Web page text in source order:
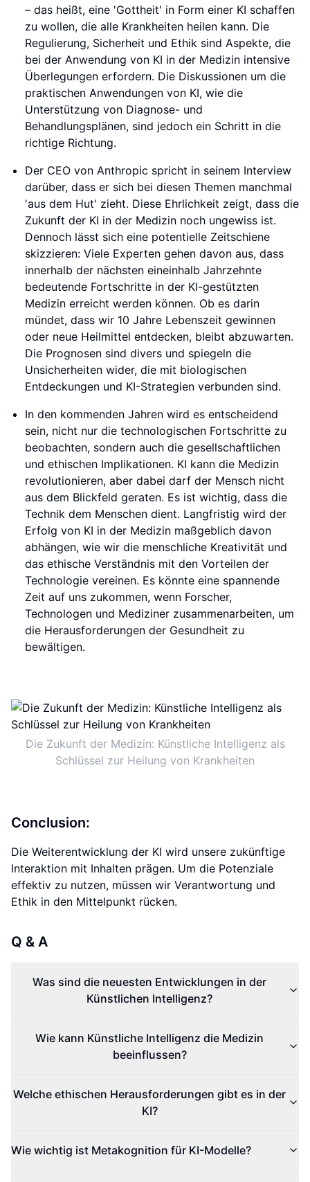
– das heißt, eine 'Gottheit' in Form einer KI schaffen
zu wollen, die alle Krankheiten heilen kann. Die
Regulierung, Sicherheit und Ethik sind Aspekte, die
bei der Anwendung von KI in der Medizin intensive
Überlegungen erfordern. Die Diskussionen um die
praktischen Anwendungen von KI, wie die
Unterstützung von Diagnose- und
Behandlungsplänen, sind jedoch ein Schritt in die
richtige Richtung.
Der CEO von Anthropic spricht in seinem Interview
darüber, dass er sich bei diesen Themen manchmal
'aus dem Hut' zieht. Diese Ehrlichkeit zeigt, dass die
Zukunft der KI in der Medizin noch ungewiss ist.
Dennoch lässt sich eine potentielle Zeitschiene
skizzieren: Viele Experten gehen davon aus, dass
innerhalb der nächsten eineinhalb Jahrzehnte
bedeutende Fortschritte in der KI-gestützten
Medizin erreicht werden können. Ob es darin
mündet, dass wir 10 Jahre Lebenszeit gewinnen
oder neue Heilmittel entdecken, bleibt abzuwarten.
Die Prognosen sind divers und spiegeln die
Unsicherheiten wider, die mit biologischen
Entdeckungen und KI-Strategien verbunden sind.
In den kommenden Jahren wird es entscheidend
sein, nicht nur die technologischen Fortschritte zu
beobachten, sondern auch die gesellschaftlichen
und ethischen Implikationen. KI kann die Medizin
revolutionieren, aber dabei darf der Mensch nicht
aus dem Blickfeld geraten. Es ist wichtig, dass die
Technik dem Menschen dient. Langfristig wird der
Erfolg von KI in der Medizin maßgeblich davon
abhängen, wie wir die menschliche Kreativität und
das ethische Verständnis mit den Vorteilen der
Technologie vereinen. Es könnte eine spannende
Zeit auf uns zukommen, wenn Forscher,
Technologen und Mediziner zusammenarbeiten, um
die Herausforderungen der Gesundheit zu
bewältigen.
Die Zukunft der Medizin: Künstliche Intelligenz als
Schlüssel zur Heilung von Krankheiten
Conclusion:
Die Weiterentwicklung der KI wird unsere zukünftige
Interaktion mit Inhalten prägen. Um die Potenziale
effektiv zu nutzen, müssen wir Verantwortung und
Ethik in den Mittelpunkt rücken.
Q & A
Was sind die neuesten Entwicklungen in der
Künstlichen Intelligenz?
Wie kann Künstliche Intelligenz die Medizin
beeinflussen?
Welche ethischen Herausforderungen gibt es in der
KI?
Wie wichtig ist Metakognition für KI-Modelle?